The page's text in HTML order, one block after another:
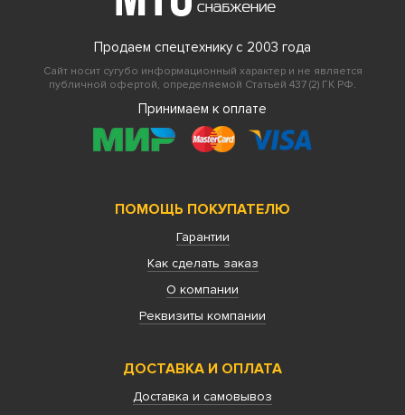
Продаем спецтехнику с 2003 года
Сайт носит сугубо информационный характер и не является
публичной офертой, определяемой Статьей 437 (2) ГК РФ.
Принимаем к оплате
ПОМОЩЬ ПОКУПАТЕЛЮ
Гарантии
Как сделать заказ
О компании
Реквизиты компании
ДОСТАВКА И ОПЛАТА
Доставка и самовывоз